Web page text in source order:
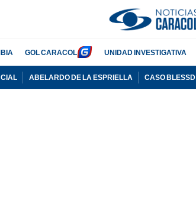
GOL CARACOL UNIDAD INVESTIGATIVA
ABELARDO DE LA ESPRIELLA CASO BLESSD